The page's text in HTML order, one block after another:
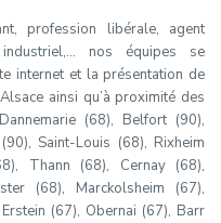
profession libérale, agent
industriel,… nos équipes se
internet et la présentation de
ainsi qu’à proximité des
(68), Belfort (90),
Saint-Louis (68), Rixheim
Thann (68), Cernay (68),
(68), Marckolsheim (67),
(67), Obernai (67), Barr